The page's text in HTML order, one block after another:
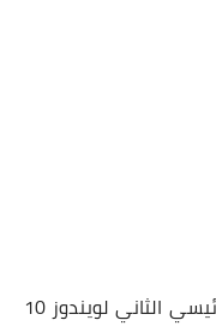
ها قد حان الموعد لوصول التحديث الرئيسي الثاني لويندوز 10